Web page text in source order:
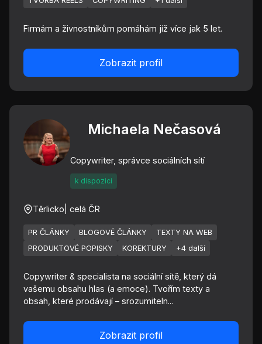
Firmám a živnostníkům pomáhám jíž více jak 5 let.
Zobrazit profil
Michaela Nečasová
Copywriter, správce sociálních sítí
k dispozici
Těrlicko | celá ČR
PR ČLÁNKY BLOGOVÉ ČLÁNKY
TEXTY NA WEB
PRODUKTOVÉ POPISKY
KOREKTURY +4 další
Copywriter & specialista na sociální sítě, který dá
vašemu obsahu hlas (a emoce). Tvořím texty a
obsah, které prodávají – srozumiteln...
Zobrazit profil